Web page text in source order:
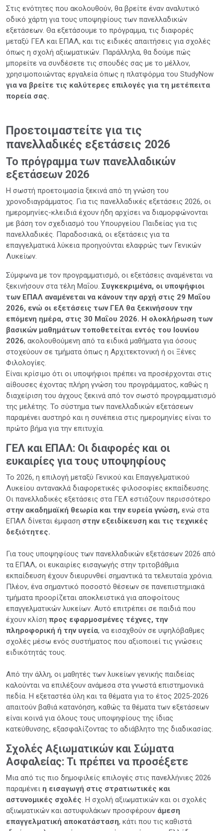
Στις ενότητες που ακολουθούν, θα βρείτε έναν αναλυτικό
οδικό χάρτη για τους υποψηφίους των πανελλαδικών
εξετάσεων. Θα εξετάσουμε το πρόγραμμα, τις διαφορές
μεταξύ ΓΕΛ και ΕΠΑΛ, και τις ειδικές απαιτήσεις για σχολές
όπως η σχολή αξιωματικών. Παράλληλα, θα δούμε πώς
μπορείτε να συνδέσετε τις σπουδές σας με το μέλλον,
χρησιμοποιώντας εργαλεία όπως η πλατφόρμα του StudyNow
για να βρείτε τις καλύτερες επιλογές για τη μετέπειτα
πορεία σας.
Προετοιμαστείτε για τις
πανελλαδικές εξετάσεις 2026
Το πρόγραμμα των πανελλαδικών
εξετάσεων 2026
Η σωστή προετοιμασία ξεκινά από τη γνώση του
χρονοδιαγράμματος. Για τις πανελλαδικές εξετάσεις 2026, οι
ημερομηνίες-κλειδιά έχουν ήδη αρχίσει να διαμορφώνονται
με βάση τον σχεδιασμό του Υπουργείου Παιδείας για τις
πανελλαδικές. Παραδοσιακά, οι εξετάσεις για τα
επαγγελματικά λύκεια προηγούνται ελαφρώς των Γενικών
Λυκείων.
Σύμφωνα με τον προγραμματισμό, οι εξετάσεις αναμένεται να
ξεκινήσουν στα τέλη Μαΐου. Συγκεκριμένα, οι υποψήφιοι
των ΕΠΑΛ αναμένεται να κάνουν την αρχή στις 29 Μαΐου
2026, ενώ οι εξετάσεις των ΓΕΛ θα ξεκινήσουν την
επόμενη ημέρα, στις 30 Μαΐου 2026. Η ολοκλήρωση των
βασικών μαθημάτων τοποθετείται εντός του Ιουνίου
2026, ακολουθούμενη από τα ειδικά μαθήματα για όσους
στοχεύουν σε τμήματα όπως η Αρχιτεκτονική ή οι Ξένες
Φιλολογίες.
Είναι κρίσιμο ότι οι υποψήφιοι πρέπει να προσέρχονται στις
αίθουσες έχοντας πλήρη γνώση του προγράμματος, καθώς η
διαχείριση του άγχους ξεκινά από τον σωστό προγραμματισμό
της μελέτης. Το σύστημα των πανελλαδικών εξετάσεων
παραμένει αυστηρό και η συνέπεια στις ημερομηνίες είναι το
πρώτο βήμα για την επιτυχία.
ΓΕΛ και ΕΠΑΛ: Οι διαφορές και οι
ευκαιρίες για τους υποψηφίους
Το 2026, η επιλογή μεταξύ Γενικού και Επαγγελματικού
Λυκείου αντανακλά διαφορετικές φιλοσοφίες εκπαίδευσης.
Οι πανελλαδικές εξετάσεις στα ΓΕΛ εστιάζουν περισσότερο
στην ακαδημαϊκή θεωρία και την ευρεία γνώση, ενώ στα
ΕΠΑΛ δίνεται έμφαση στην εξειδίκευση και τις τεχνικές
δεξιότητες.
Για τους υποψηφίους των πανελλαδικών εξετάσεων 2026 από
τα ΕΠΑΛ, οι ευκαιρίες εισαγωγής στην τριτοβάθμια
εκπαίδευση έχουν διευρυνθεί σημαντικά τα τελευταία χρόνια.
Πλέον, ένα σημαντικό ποσοστό θέσεων σε πανεπιστημιακά
τμήματα προορίζεται αποκλειστικά για αποφοίτους
επαγγελματικών λυκείων. Αυτό επιτρέπει σε παιδιά που
έχουν κλίση προς εφαρμοσμένες τέχνες, την
πληροφορική ή την υγεία, να εισαχθούν σε υψηλόβαθμες
σχολές μέσω ενός συστήματος που αξιοποιεί τις γνώσεις
ειδικότητάς τους.
Από την άλλη, οι μαθητές των λυκείων γενικής παιδείας
καλούνται να επιλέξουν ανάμεσα στα γνωστά επιστημονικά
πεδία. Η εξεταστέα ύλη και τα θέματα για το έτος 2025-2026
απαιτούν βαθιά κατανόηση, καθώς τα θέματα των εξετάσεων
είναι κοινά για όλους τους υποψηφίους της ίδιας
κατεύθυνσης, εξασφαλίζοντας το αδιάβλητο της διαδικασίας.
Σχολές Αξιωματικών και Σώματα
Ασφαλείας: Τι πρέπει να προσέξετε
Μια από τις πιο δημοφιλείς επιλογές στις πανελλήνιες 2026
παραμένει η εισαγωγή στις στρατιωτικές και
αστυνομικές σχολές. Η σχολή αξιωματικών και οι σχολές
αξιωματικών και αστυφυλάκων προσφέρουν άμεση
επαγγελματική αποκατάσταση, κάτι που τις καθιστά